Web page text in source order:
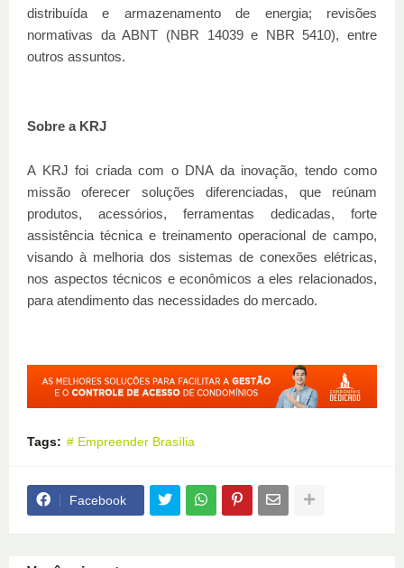
distribuída e armazenamento de energia; revisões
normativas da ABNT (NBR 14039 e NBR 5410), entre
outros assuntos.
Sobre a KRJ
A KRJ foi criada com o DNA da inovação, tendo como
missão oferecer soluções diferenciadas, que reúnam
produtos, acessórios, ferramentas dedicadas, forte
assistência técnica e treinamento operacional de campo,
visando à melhoria dos sistemas de conexões elétricas,
nos aspectos técnicos e econômicos a eles relacionados,
para atendimento das necessidades do mercado.
Tags: # Empreender Brasília
Facebook